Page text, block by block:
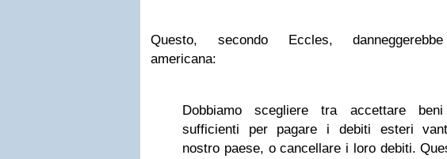
Questo, secondo Eccles,
americana:
Dobbiamo scegliere tra accettare
sufficienti per pagare i debiti esteri
nostro paese, o cancellare i loro debiti.